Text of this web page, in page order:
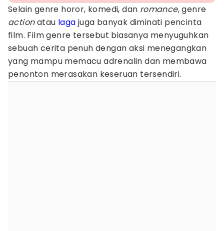
Selain genre horor, komedi, dan romance, genre
actionatau laga juga banyak diminati pencinta
film. Film genre tersebut biasanya menyuguhkan
sebuah cerita penuh dengan aksi menegangkan
yang mampu memacu adrenalin dan membawa
penonton merasakan keseruan tersendiri.